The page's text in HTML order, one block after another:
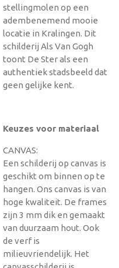
stellingmolen op een
adembenemend mooie
locatie in Kralingen. Dit
schilderij Als Van Gogh
toont De Ster als een
authentiek stadsbeeld dat
geen gelijke kent.
Keuzes voor materiaal
CANVAS:
Een schilderij op canvas is
geschikt om binnen op te
hangen. Ons canvas is van
hoge kwaliteit. De frames
zijn 3 mm dik en gemaakt
van duurzaam hout. Ook
de verf is
milieuvriendelijk. Het